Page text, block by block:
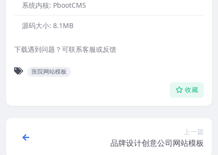
系统内核: PbootCMS
源码大小: 8.1MB
下载遇到问题？可联系客服或反馈
医院网站模板
收藏
上一篇
品牌设计创意公司网站模板